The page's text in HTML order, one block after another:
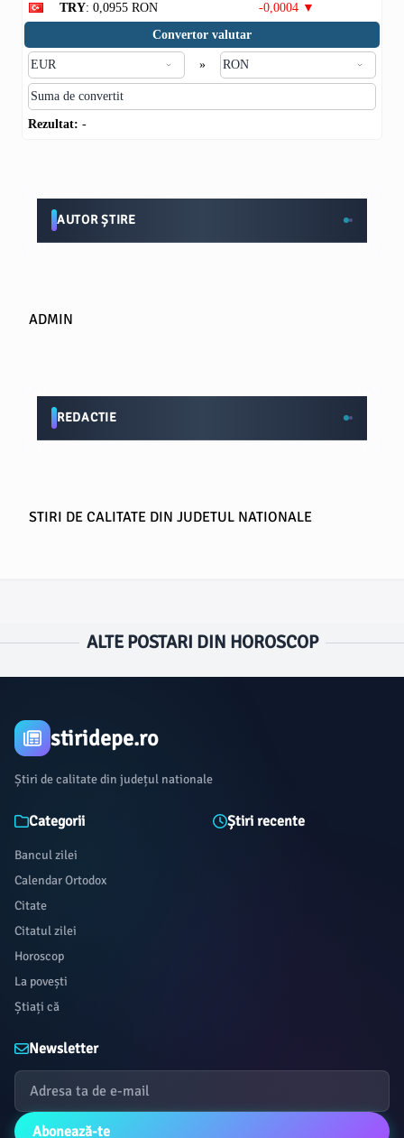
TRY: 0,0955 RON
-0,0004 ▼
Convertor valutar
»
Rezultat: -
AUTOR ȘTIRE
ADMIN
REDACTIE
STIRI DE CALITATE DIN JUDETUL NATIONALE
ALTE POSTARI DIN HOROSCOP
stiridepe.ro
Știri de calitate din județul nationale
Categorii
Bancul zilei
Calendar Ortodox
Citate
Citatul zilei
Horoscop
La povești
Știați că
Știri recente
Newsletter
Abonează-te